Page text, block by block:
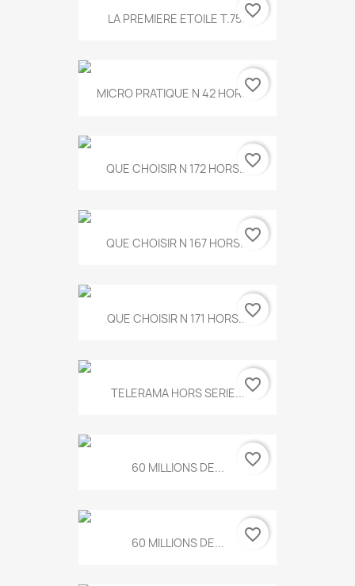
LA PREMIERE ETOILE T.755favorite_border
MICRO PRATIQUE N 42 HORS...
favorite_border
QUE CHOISIR N 172 HORS...favorite_border
QUE CHOISIR N 167 HORS...favorite_border
QUE CHOISIR N 171 HORS...favorite_border
TELERAMA HORS SERIE...favorite_border
60 MILLIONS DE... favorite_border
60 MILLIONS DE... favorite_border